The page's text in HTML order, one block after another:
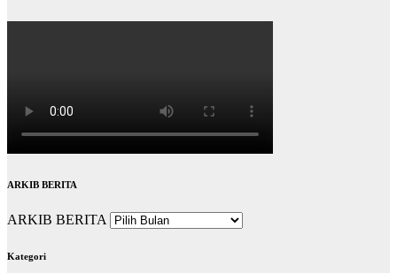
ARKIB BERITA
ARKIB BERITA
Kategori